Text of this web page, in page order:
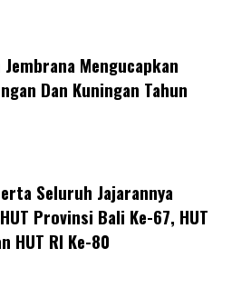
Mengucapkan
Dan Kuningan Tahun
Seluruh Jajarannya
Provinsi Bali Ke-67, HUT
HUT RI Ke-80